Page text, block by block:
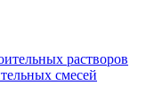
растворов
смесей